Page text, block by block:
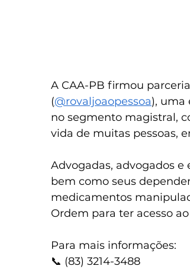
A CAA-PB firmou
(@rovaljoaopessoa), uma
no segmento magistral,
vida de muitas pessoas,
Advogadas, advogados
bem como seus
medicamentos
Ordem para ter acesso
Para mais informações:
📞 (83) 3214-3488